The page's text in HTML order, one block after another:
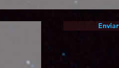
Enviar